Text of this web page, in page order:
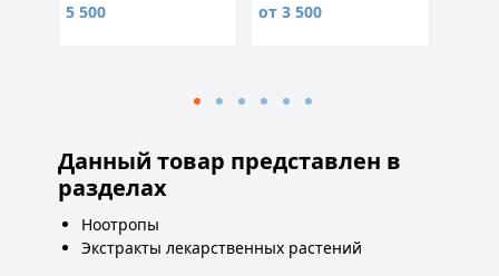
5 500 от 3 500
Данный товар представлен в
разделах
Ноотропы
Экстракты лекарственных растений